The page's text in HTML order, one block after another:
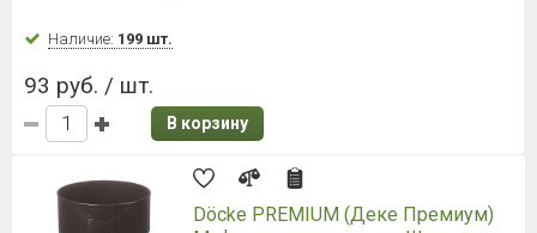
Наличие: 199 шт.
93 руб. / шт.
В корзину
Döcke PREMIUM (Деке Премиум)